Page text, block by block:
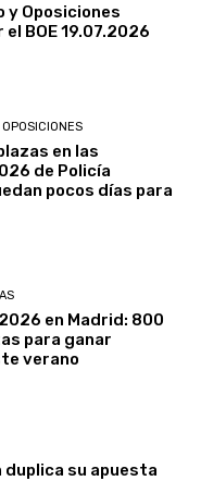
y Oposiciones
BOE 19.07.2026
en las
de Policía
pocos días para
en Madrid: 800
para ganar
verano
duplica su apuesta